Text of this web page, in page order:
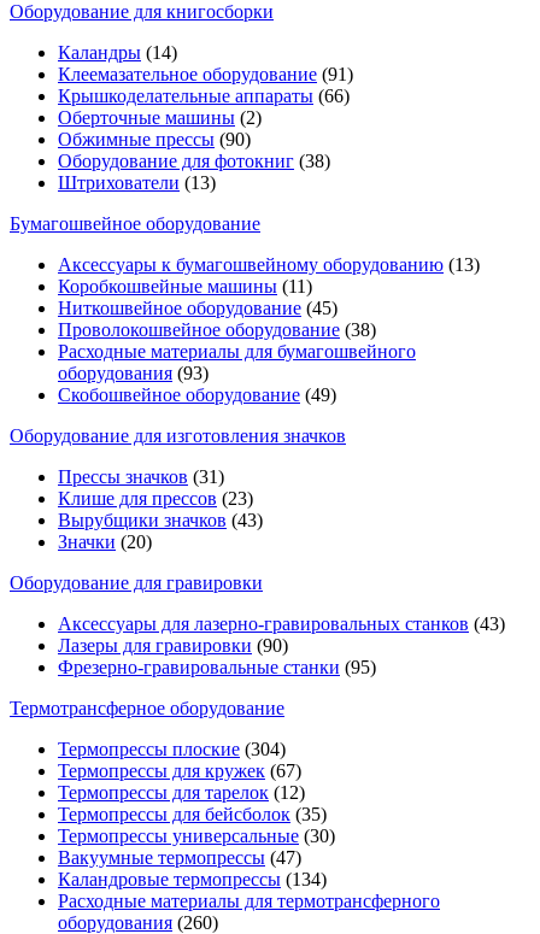
Оборудование для книгосборки
Каландры (14)
Клеемазательное оборудование (91)
Крышкоделательные аппараты (66)
Оберточные машины (2)
Обжимные прессы (90)
Оборудование для фотокниг (38)
Штрихователи (13)
Бумагошвейное оборудование
Аксессуары к бумагошвейному оборудованию (13)
Коробкошвейные машины (11)
Ниткошвейное оборудование (45)
Проволокошвейное оборудование (38)
Расходные материалы для бумагошвейного
оборудования (93)
Скобошвейное оборудование (49)
Оборудование для изготовления значков
Прессы значков (31)
Клише для прессов (23)
Вырубщики значков (43)
Значки (20)
Оборудование для гравировки
Аксессуары для лазерно-гравировальных станков (43)
Лазеры для гравировки (90)
Фрезерно-гравировальные станки (95)
Термотрансферное оборудование
Термопрессы плоские (304)
Термопрессы для кружек (67)
Термопрессы для тарелок (12)
Термопрессы для бейсболок (35)
Термопрессы универсальные (30)
Вакуумные термопрессы (47)
Каландровые термопрессы (134)
Расходные материалы для термотрансферного
оборудования (260)